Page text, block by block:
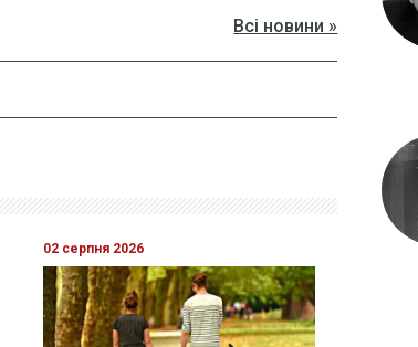
Всі новини »
02 серпня 2026